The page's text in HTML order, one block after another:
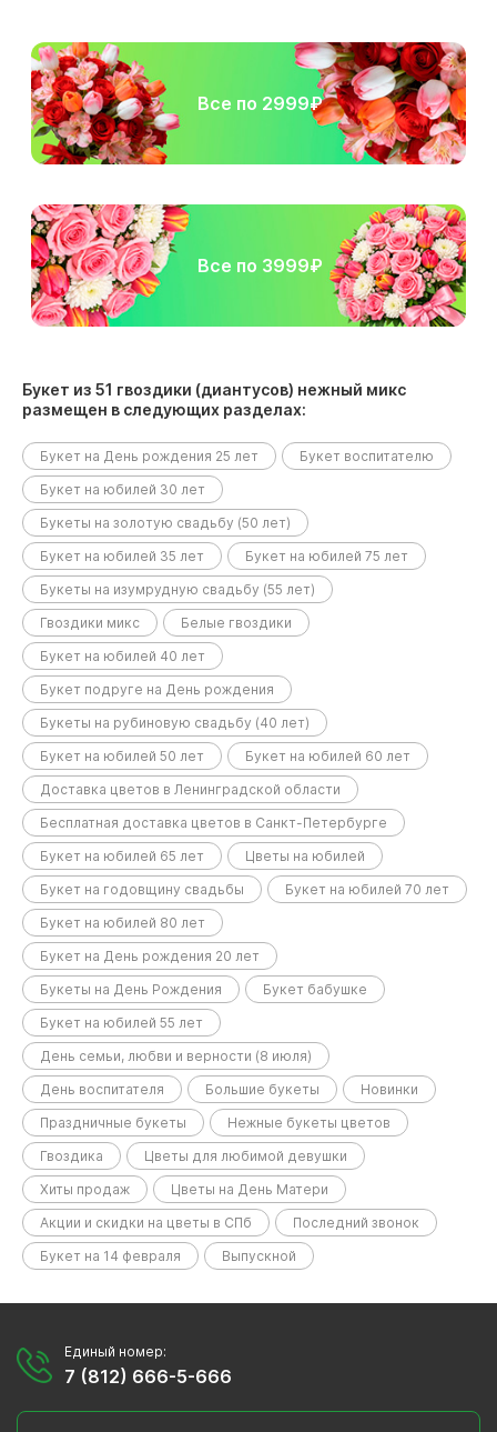
Все по 2999₽
Все по 3999₽
Букет из 51 гвоздики (диантусов) нежный микс
размещен в следующих разделах:
Букет на День рождения 25 лет
Букет воспитателю
Букет на юбилей 30 лет
Букеты на золотую свадьбу (50 лет)
Букет на юбилей 35 лет
Букет на юбилей 75 лет
Букеты на изумрудную свадьбу (55 лет)
Гвоздики микс
Белые гвоздики
Букет на юбилей 40 лет
Букет подруге на День рождения
Букеты на рубиновую свадьбу (40 лет)
Букет на юбилей 50 лет
Букет на юбилей 60 лет
Доставка цветов в Ленинградской области
Бесплатная доставка цветов в Санкт-Петербурге
Букет на юбилей 65 лет
Цветы на юбилей
Букет на годовщину свадьбы
Букет на юбилей 70 лет
Букет на юбилей 80 лет
Букет на День рождения 20 лет
Букеты на День Рождения
Букет бабушке
Букет на юбилей 55 лет
День семьи, любви и верности (8 июля)
День воспитателя
Большие букеты
Новинки
Праздничные букеты
Нежные букеты цветов
Гвоздика
Цветы для любимой девушки
Хиты продаж
Цветы на День Матери
Акции и скидки на цветы в СПб
Последний звонок
Букет на 14 февраля
Выпускной
Единый номер:
7 (812) 666-5-666